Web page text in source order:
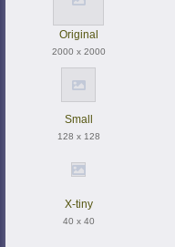
Original
2000 x 2000
Small
128 x 128
X-tiny
40 x 40